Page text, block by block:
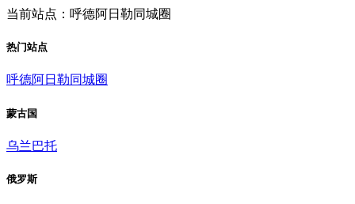
当前站点：呼德阿日勒同城圈
热门站点
呼德阿日勒同城圈
蒙古国
乌兰巴托
俄罗斯